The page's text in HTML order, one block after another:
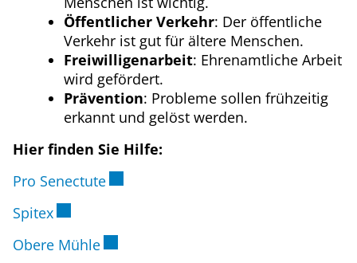
Öffentlicher Verkehr: Der öffentliche
Verkehr ist gut für ältere Menschen.
Freiwilligenarbeit: Ehrenamtliche Arbeit
wird gefördert.
Prävention: Probleme sollen frühzeitig
erkannt und gelöst werden.
Hier finden Sie Hilfe:
Pro SenectuteExterner Link wird in einem neuen
SpitexExterner Link wird in einem neuen Fenster
Obere MühleExterner Link wird in einem neuen